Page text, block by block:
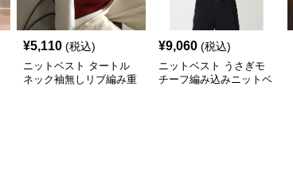
¥5,110 (税込)
ニットベスト タートル
ネック袖無しリブ編み重
¥9,060 (税込)
ニットベスト うさぎモ
チーフ編み込みニットベ